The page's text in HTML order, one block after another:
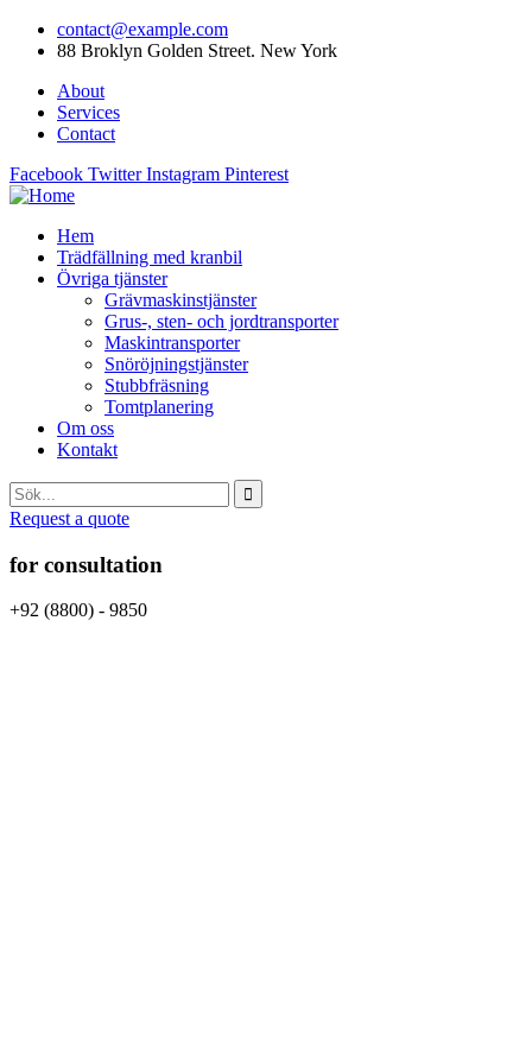
contact@example.com
88 Broklyn Golden Street. New York
About
Services
Contact
Facebook Twitter Instagram Pinterest
Hem
Trädfällning med kranbil
Övriga tjänster
Grävmaskinstjänster
Grus-, sten- och jordtransporter
Maskintransporter
Snöröjningstjänster
Stubbfräsning
Tomtplanering
Om oss
Kontakt
Request a quote
for consultation
+92 (8800) - 9850